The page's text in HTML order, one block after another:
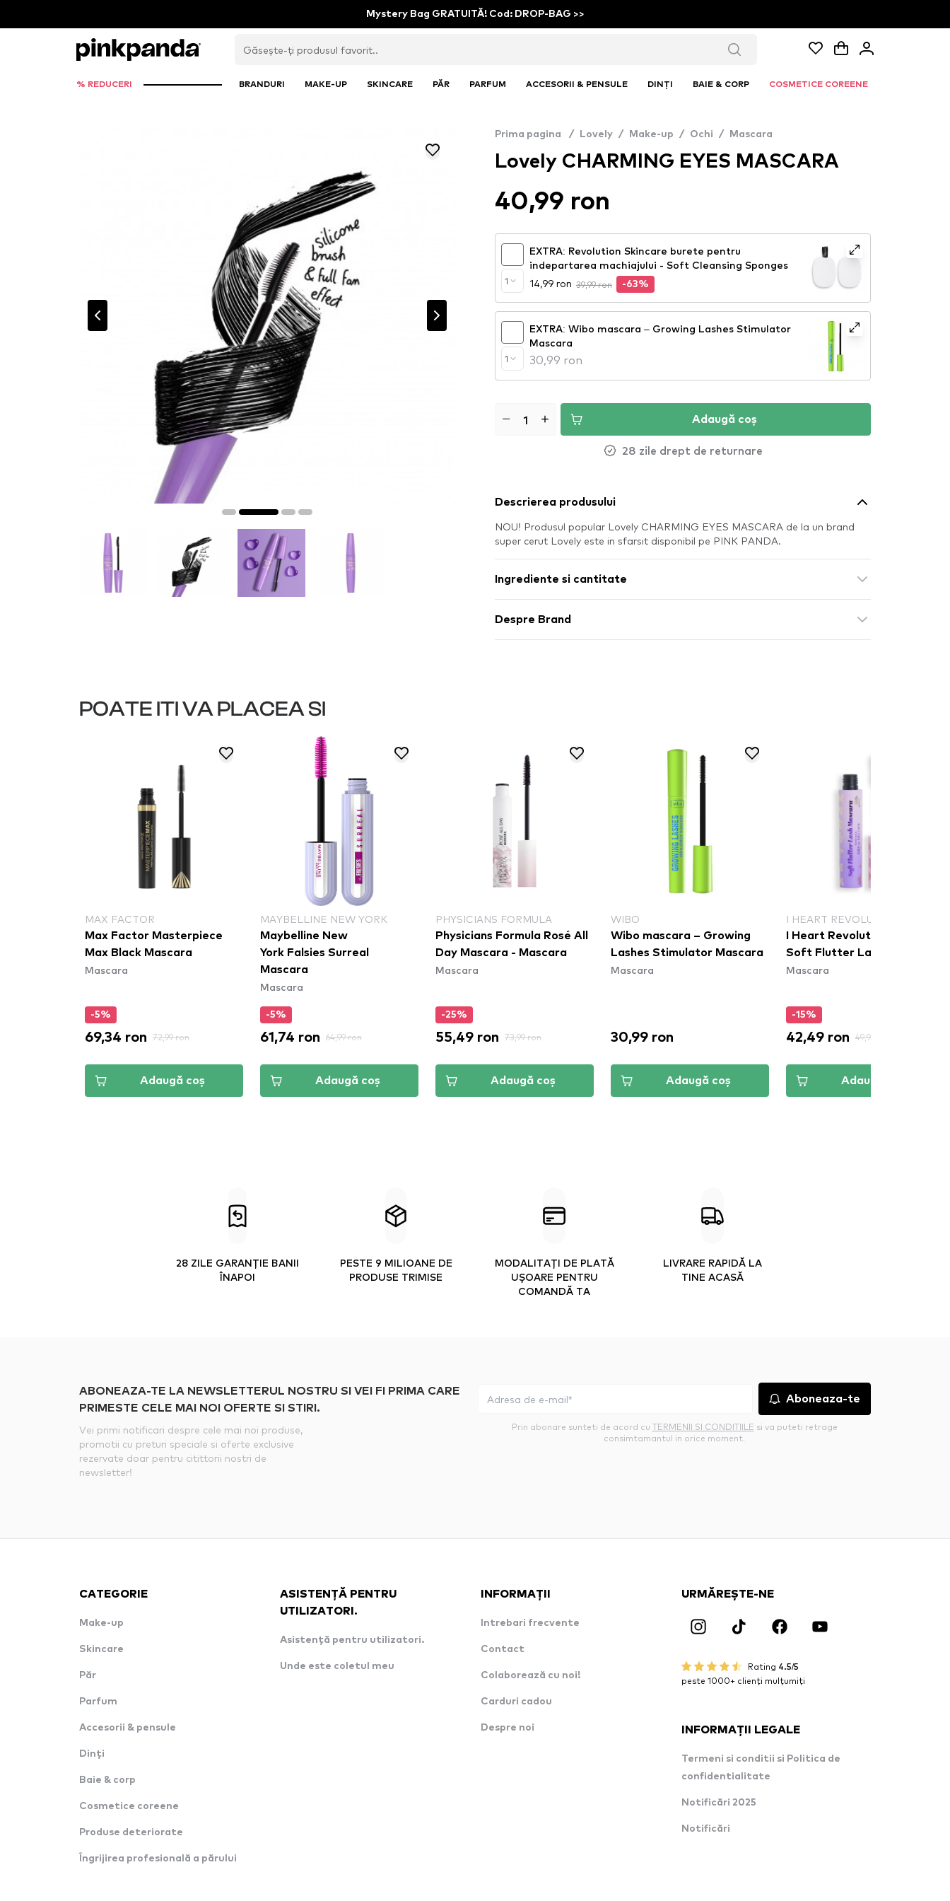
Mystery Bag GRATUITĂ! Cod: DROP-BAG >>
% REDUCERI BRANDURI MAKE-UP SKINCARE PĂR PARFUM ACCESORII & PENSULE DINȚI BAIE & CORP COSMETICE COREENE
Prima pagina / Lovely / Make-up / Ochi / Mascara
Lovely CHARMING EYES MASCARA
40,99 ron
1
EXTRA: Revolution Skincare burete pentru
indepartarea machiajului - Soft Cleansing Sponges
14,99 ron 39,99 ron -63%
1
EXTRA: Wibo mascara – Growing Lashes Stimulator
Mascara
30,99 ron
Adaugă coș
28 zile drept de returnare
Descrierea produsului
NOU! Produsul popular Lovely CHARMING EYES MASCARA de la un brand
super cerut Lovely este in sfarsit disponibil pe PINK PANDA.
Ingrediente si cantitate
Despre Brand
POATE ITI VA PLACEA SI
MAX FACTOR
Max Factor Masterpiece
Max Black Mascara
Mascara
-5%
69,34 ron 72,99 ron
Adaugă coș
MAYBELLINE NEW YORK
Maybelline New
York Falsies Surreal
Mascara
Mascara
-5%
61,74 ron 64,99 ron
Adaugă coș
PHYSICIANS FORMULA
Physicians Formula Rosé All
Day Mascara - Mascara
Mascara
-25%
55,49 ron 73,99 ron
Adaugă coș
WIBO
Wibo mascara – Growing
Lashes Stimulator Mascara
Mascara
30,99 ron
Adaugă coș
I HEART REVOLUTION
I Heart Revolution Butterfly
Soft Flutter Lash Mascara
Mascara
-15%
42,49 ron 49,99 ron
Adaugă coș
28 ZILE GARANȚIE BANII
ÎNAPOI
PESTE 9 MILIOANE DE
PRODUSE TRIMISE
MODALITAȚI DE PLATĂ
UȘOARE PENTRU
COMANDĂ TA
LIVRARE RAPIDĂ LA
TINE ACASĂ
ABONEAZA-TE LA NEWSLETTERUL NOSTRU SI VEI FI PRIMA CARE
PRIMESTE CELE MAI NOI OFERTE SI STIRI.
Vei primi notificari despre cele mai noi produse,
promotii cu preturi speciale si oferte exclusive
rezervate doar pentru citittorii nostri de
newsletter!
Aboneaza-te
Prin abonare sunteti de acord cu TERMENII SI CONDITIILE si va puteti retrage
consimtamantul in orice moment.
CATEGORIE
Make-up
Skincare
Păr
Parfum
Accesorii & pensule
Dinți
Baie & corp
Cosmetice coreene
Produse deteriorate
Îngrijirea profesională a părului
ASISTENȚĂ PENTRU
UTILIZATORI.
Asistență pentru utilizatori.
Unde este coletul meu
INFORMAȚII
Intrebari frecvente
Contact
Colaborează cu noi!
Carduri cadou
Despre noi
URMĂREȘTE-NE
Rating 4.5/5
peste 1000+ clienți mulțumiți
INFORMAȚII LEGALE
Termeni si conditii si Politica de
confidentialitate
Notificări 2025
Notificări